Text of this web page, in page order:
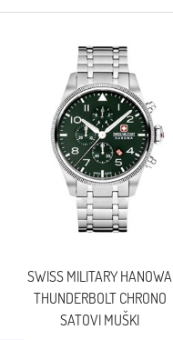
SWISS MILITARY HANOWA
THUNDERBOLT CHRONO
SATOVI MUŠKI